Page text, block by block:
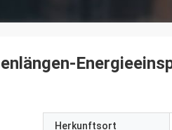
Herkunftsort